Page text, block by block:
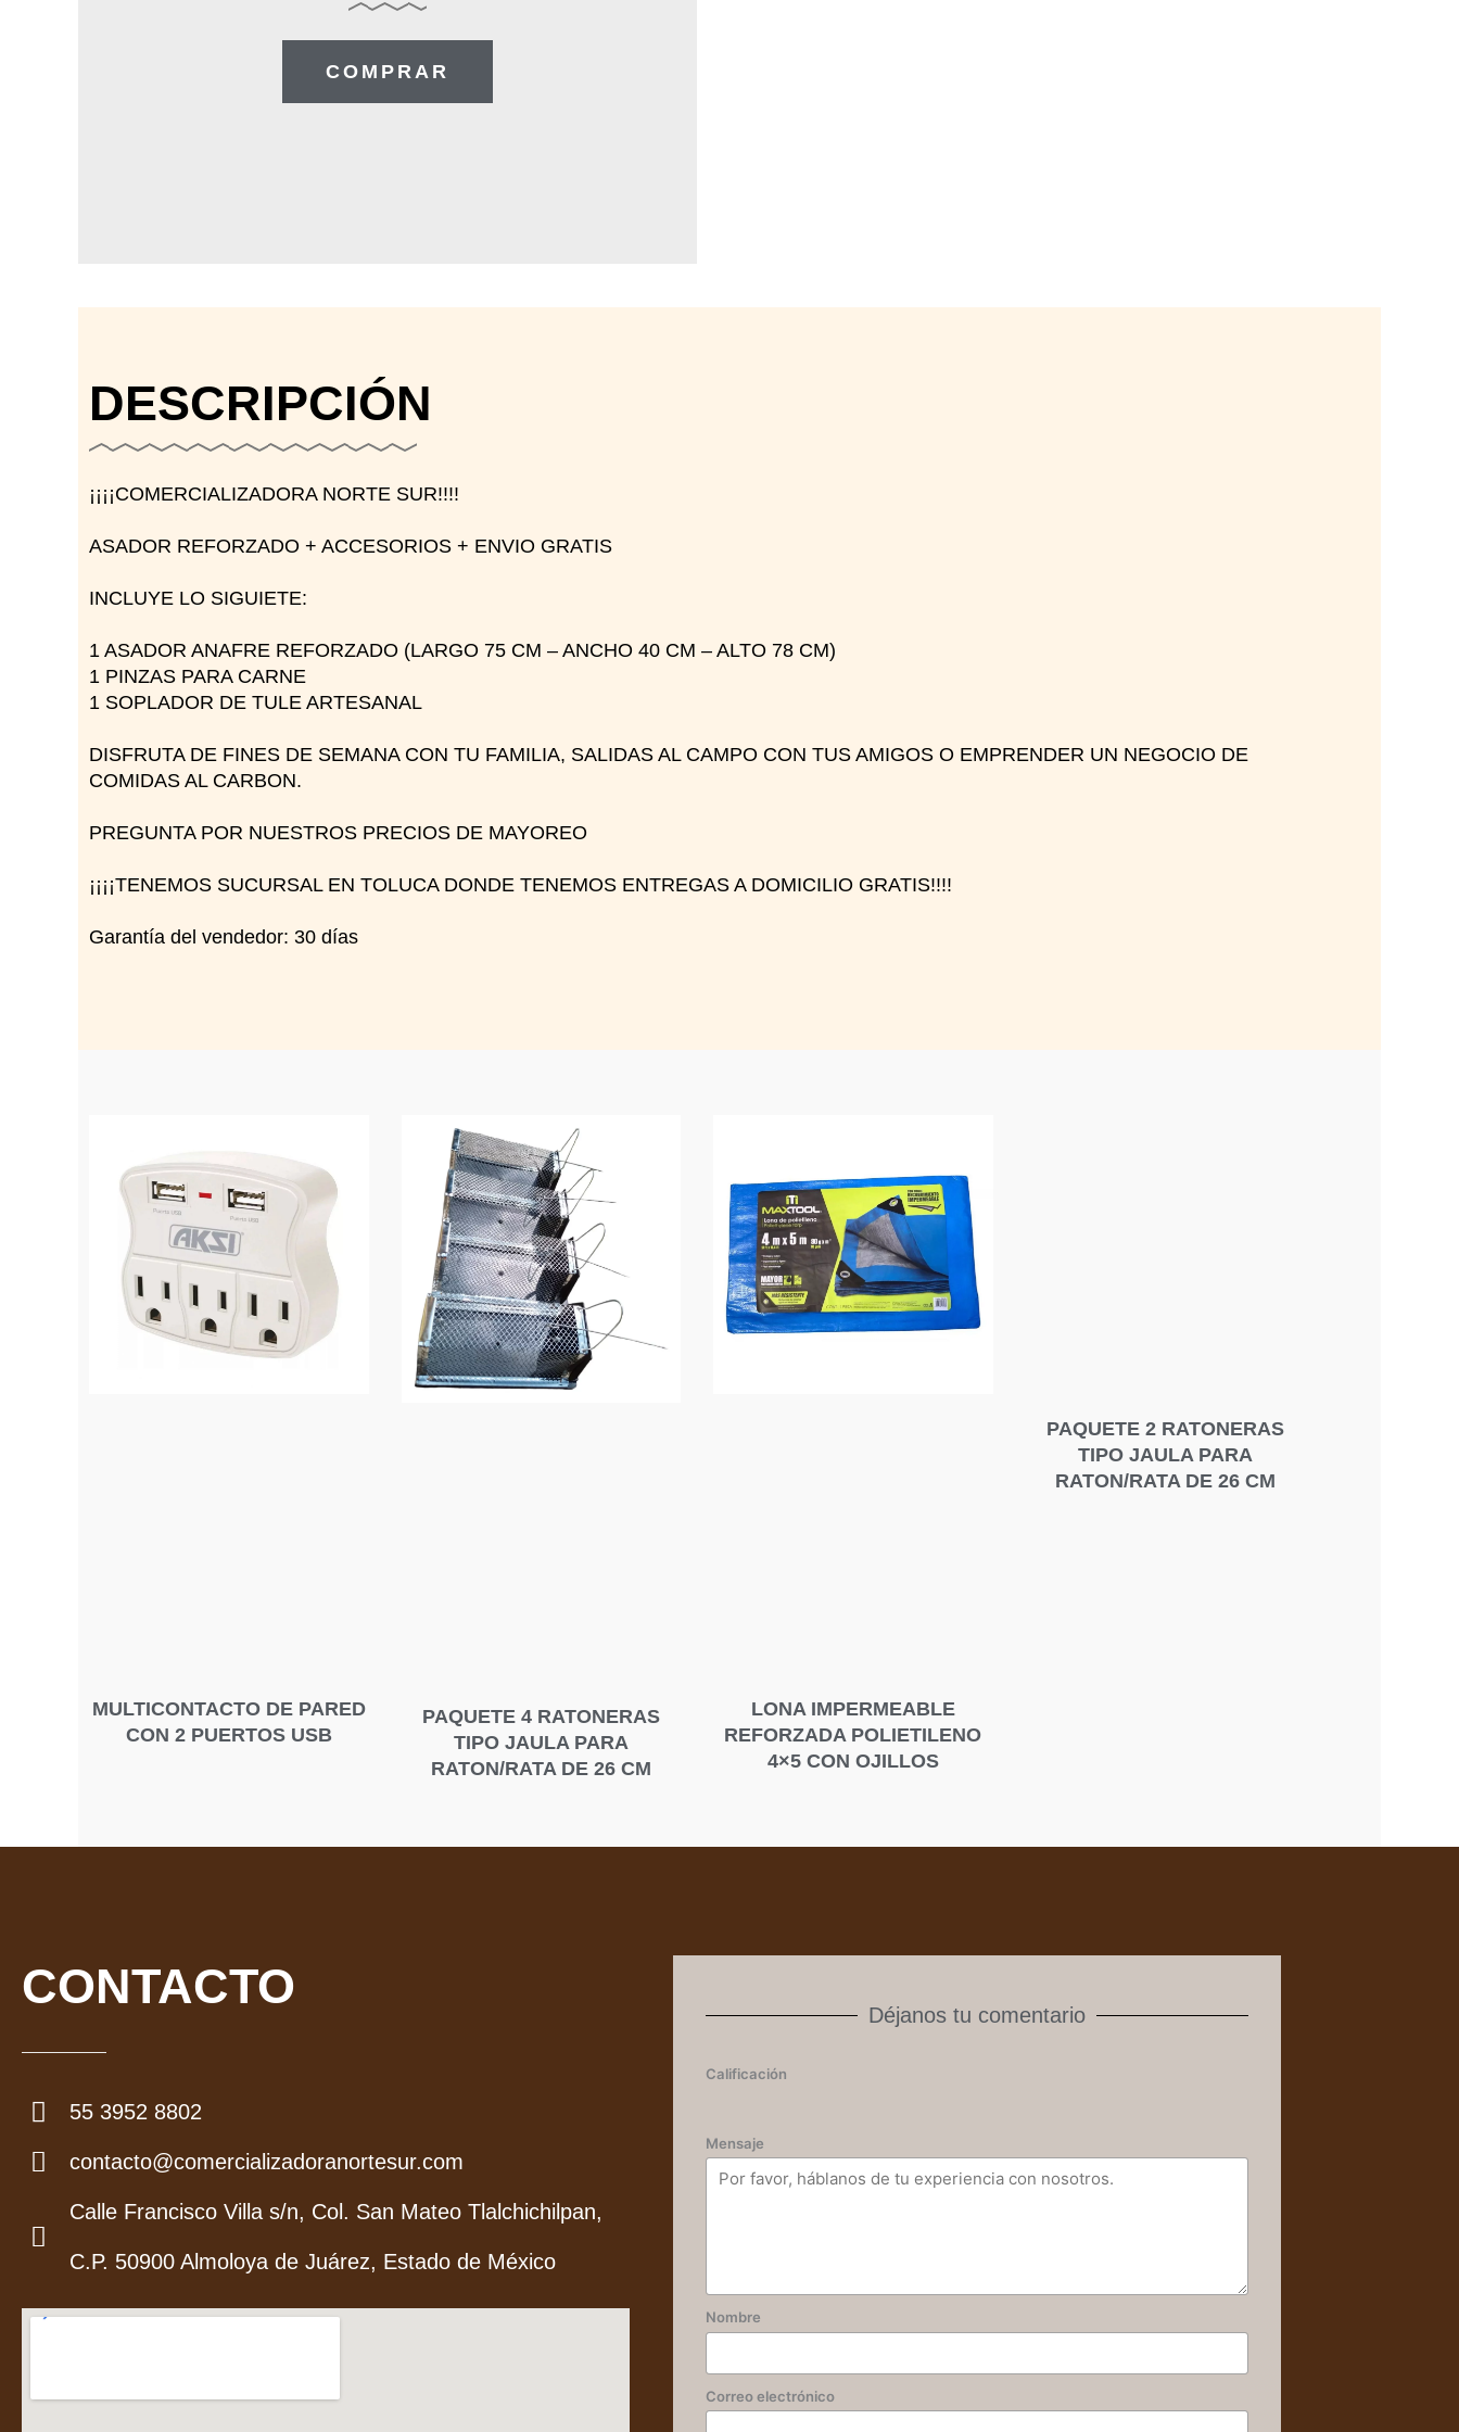
COMPRAR
DESCRIPCIÓN
¡¡¡¡COMERCIALIZADORA NORTE SUR!!!!
ASADOR REFORZADO + ACCESORIOS + ENVIO GRATIS
INCLUYE LO SIGUIETE:
1 ASADOR ANAFRE REFORZADO (LARGO 75 CM – ANCHO 40 CM – ALTO 78 CM)
1 PINZAS PARA CARNE
1 SOPLADOR DE TULE ARTESANAL
DISFRUTA DE FINES DE SEMANA CON TU FAMILIA, SALIDAS AL CAMPO CON TUS AMIGOS O EMPRENDER UN NEGOCIO DE
COMIDAS AL CARBON.
PREGUNTA POR NUESTROS PRECIOS DE MAYOREO
¡¡¡¡TENEMOS SUCURSAL EN TOLUCA DONDE TENEMOS ENTREGAS A DOMICILIO GRATIS!!!!
Garantía del vendedor: 30 días
MULTICONTACTO DE PARED
CON 2 PUERTOS USB
PAQUETE 4 RATONERAS
TIPO JAULA PARA
RATON/RATA DE 26 CM
LONA IMPERMEABLE
REFORZADA POLIETILENO
4×5 CON OJILLOS
PAQUETE 2 RATONERAS
TIPO JAULA PARA
RATON/RATA DE 26 CM
CONTACTO
55 3952 8802
contacto@comercializadoranortesur.com
Calle Francisco Villa s/n, Col. San Mateo Tlalchichilpan,
C.P. 50900 Almoloya de Juárez, Estado de México
Déjanos tu comentario
Calificación
Mensaje
Nombre
Correo electrónico